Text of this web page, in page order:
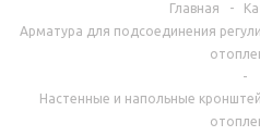
Главная -
Арматура для подсоединения
-
Настенные и напольные